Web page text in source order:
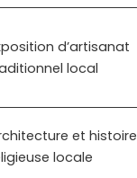
d’artisanat
local
et histoire
locale